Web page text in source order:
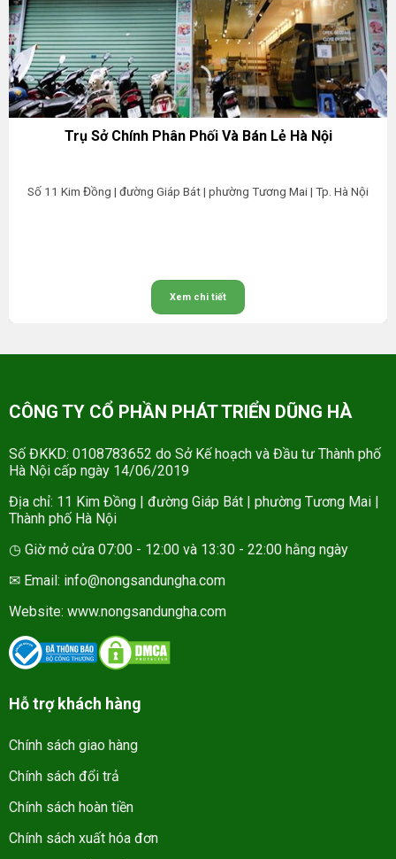
Trụ Sở Chính Phân Phối Và Bán Lẻ Hà Nội
Số 11 Kim Đồng | đường Giáp Bát | phường Tương Mai | Tp. Hà Nội
Xem chi tiết
CÔNG TY CỔ PHẦN PHÁT TRIỂN DŨNG HÀ
Số ĐKKD: 0108783652 do Sở Kế hoạch và Đầu tư Thành phố
Hà Nội cấp ngày 14/06/2019
Địa chỉ: 11 Kim Đồng | đường Giáp Bát | phường Tương Mai |
Thành phố Hà Nội
◷ Giờ mở cửa 07:00 - 12:00 và 13:30 - 22:00 hằng ngày
✉ Email: info@nongsandungha.com
Website: www.nongsandungha.com
Hỗ trợ khách hàng
Chính sách giao hàng
Chính sách đổi trả
Chính sách hoàn tiền
Chính sách xuất hóa đơn